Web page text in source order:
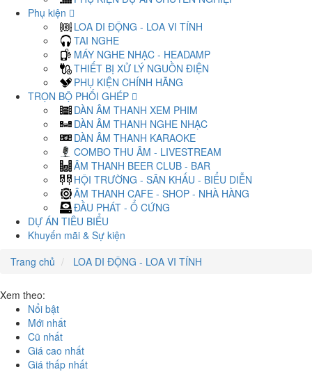
Phụ kiện
LOA DI ĐỘNG - LOA VI TÍNH
TAI NGHE
MÁY NGHE NHẠC - HEADAMP
THIẾT BỊ XỬ LÝ NGUỒN ĐIỆN
PHỤ KIỆN CHÍNH HÃNG
TRỌN BỘ PHỐI GHÉP
DÀN ÂM THANH XEM PHIM
DÀN ÂM THANH NGHE NHẠC
DÀN ÂM THANH KARAOKE
COMBO THU ÂM - LIVESTREAM
ÂM THANH BEER CLUB - BAR
HỘI TRƯỜNG - SÂN KHẤU - BIỂU DIỄN
ÂM THANH CAFE - SHOP - NHÀ HÀNG
ĐẦU PHÁT - Ổ CỨNG
DỰ ÁN TIÊU BIỂU
Khuyến mãi & Sự kiện
Trang chủ
LOA DI ĐỘNG - LOA VI TÍNH
Xem theo:
Nổi bật
Mới nhất
Cũ nhất
Giá cao nhất
Giá thấp nhất